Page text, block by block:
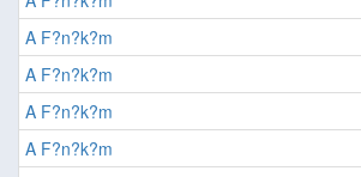
A F?n?k?m
A F?n?k?m
A F?n?k?m
A F?n?k?m